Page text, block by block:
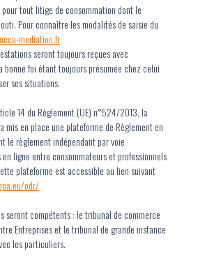
tout litige de consommation dont le
Pour connaître les modalités de saisie du
mediation.fr
seront toujours reçues avec
foi étant toujours présumée chez celui
ses situations.
14 du Règlement (UE) n°524/2013, la
mis en place une plateforme de Règlement en
le règlement indépendant par voie
ligne entre consommateurs et professionnels
plateforme est accessible au lien suivant
odr/
seront compétents : le tribunal de commerce
Entreprises et le tribunal de grande instance
les particuliers.